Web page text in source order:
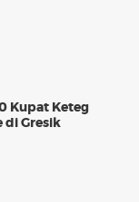
Kupat Keteg
di Gresik